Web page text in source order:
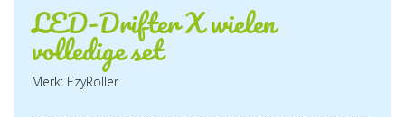
LED-Drifter X wielen
volledige set
Merk: EzyRoller